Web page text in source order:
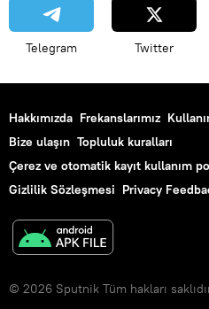
Telegram Twitter
Hakkımızda Frekanslarımız
Bize ulaşın Topluluk kuralları
Çerez ve otomatik kayıt kullanım
Gizlilik Sözleşmesi Privacy
© 2026 Sputnik Tüm hakları